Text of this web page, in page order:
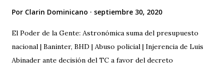
Por Clarin Dominicano septiembre 30, 2020
El Poder de la Gente: Astronómica suma del presupuesto
nacional | Baninter, BHD | Abuso policial | Injerencia de Luis
Abinader ante decisión del TC a favor del decreto